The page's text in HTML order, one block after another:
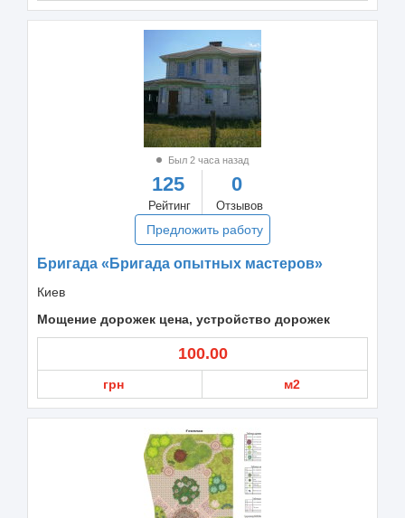
Был 2 часа назад
125
Рейтинг
0
Отзывов
Предложить работу
Бригада «Бригада опытных мастеров»
Киев
Мощение дорожек цена, устройство дорожек
100.00
грн м2